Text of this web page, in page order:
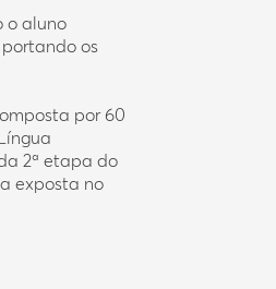
o aluno
os
por 60
2ª etapa do
exposta no